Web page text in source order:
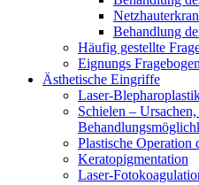
Behandlung
Häufig gestellte
Eignungs Fragebogen
Ästhetische Eingriffe
Laser-
Schielen –
Plastische Operation
Keratopigmentation
Laser-